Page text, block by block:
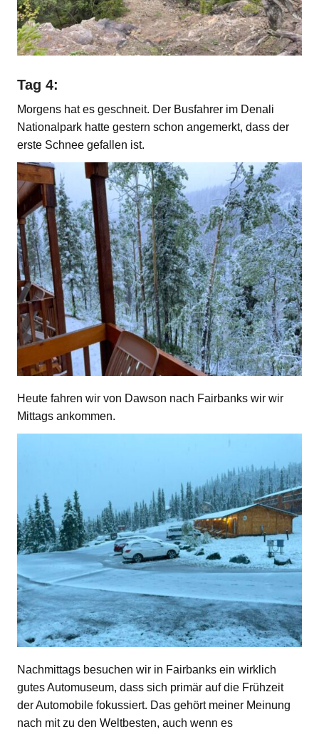
Tag 4:
Morgens hat es geschneit. Der Busfahrer im Denali
Nationalpark hatte gestern schon angemerkt, dass der
erste Schnee gefallen ist.
Heute fahren wir von Dawson nach Fairbanks wir wir
Mittags ankommen.
Nachmittags besuchen wir in Fairbanks ein wirklich
gutes Automuseum, dass sich primär auf die Frühzeit
der Automobile fokussiert. Das gehört meiner Meinung
nach mit zu den Weltbesten, auch wenn es